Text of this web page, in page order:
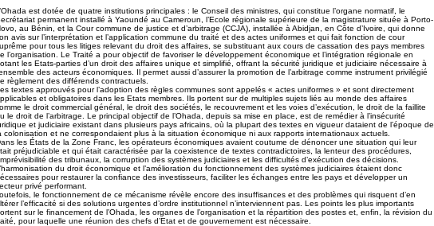
est dotée de quatre institutions principales : le Conseil des ministres, qui constitue l’organe normatif, le
permanent installé à Yaoundé au Cameroun, l’Ecole régionale supérieure de la magistrature située à Porto-
au Bénin, et la Cour commune de justice et d’arbitrage (CCJA), installée à Abidjan, en Côte d’Ivoire, qui donne
avis sur l’interprétation et l’application commune du traité et des actes uniformes et qui fait fonction de cour
pour tous les litiges relevant du droit des affaires, se substituant aux cours de cassation des pays membres
l’organisation. Le Traité a pour objectif de favoriser le développement économique et l’intégration régionale en
les Etats-parties d’un droit des affaires unique et simplifié, offrant la sécurité juridique et judiciaire nécessaire à
des acteurs économiques. Il permet aussi d’assurer la promotion de l’arbitrage comme instrument privilégié
règlement des différends contractuels.
textes approuvés pour l’adoption des règles communes sont appelés « actes uniformes » et sont directement
et obligatoires dans les Etats membres. Ils portent sur de multiples sujets liés au monde des affaires
le droit commercial général, le droit des sociétés, le recouvrement et les voies d’exécution, le droit de la faillite
le droit de l’arbitrage. Le principal objectif de l’Ohada, depuis sa mise en place, est de remédier à l’insécurité
et judiciaire existant dans plusieurs pays africains, où la plupart des textes en vigueur dataient de l’époque de
colonisation et ne correspondaient plus à la situation économique ni aux rapports internationaux actuels.
les États de la Zone Franc, les opérateurs économiques avaient coutume de dénoncer une situation qui leur
préjudiciable et qui était caractérisée par la coexistence de textes contradictoires, la lenteur des procédures,
des tribunaux, la corruption des systèmes judiciaires et les difficultés d’exécution des décisions.
du droit économique et l’amélioration du fonctionnement des systèmes judiciaires étaient donc
pour restaurer la confiance des investisseurs, faciliter les échanges entre les pays et développer un
privé performant.
le fonctionnement de ce mécanisme révèle encore des insuffisances et des problèmes qui risquent d’en
l’efficacité si des solutions urgentes d’ordre institutionnel n’interviennent pas. Les points les plus importants
sur le financement de l’Ohada, les organes de l’organisation et la répartition des postes et, enfin, la révision du
pour laquelle une réunion des chefs d’Etat et de gouvernement est nécessaire.